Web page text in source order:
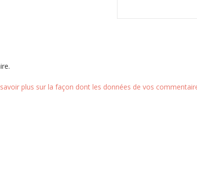
plus sur la façon dont les données de vos